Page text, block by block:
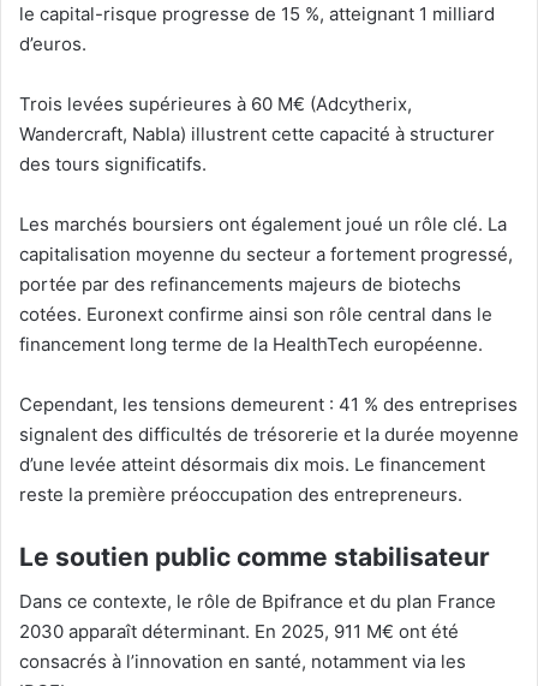
le capital-risque progresse de 15 %, atteignant 1 milliard
d’euros.
Trois levées supérieures à 60 M€ (Adcytherix,
Wandercraft, Nabla) illustrent cette capacité à structurer
des tours significatifs.
Les marchés boursiers ont également joué un rôle clé. La
capitalisation moyenne du secteur a fortement progressé,
portée par des refinancements majeurs de biotechs
cotées. Euronext confirme ainsi son rôle central dans le
financement long terme de la HealthTech européenne.
Cependant, les tensions demeurent : 41 % des entreprises
signalent des difficultés de trésorerie et la durée moyenne
d’une levée atteint désormais dix mois. Le financement
reste la première préoccupation des entrepreneurs.
Le soutien public comme stabilisateur
Dans ce contexte, le rôle de Bpifrance et du plan France
2030 apparaît déterminant. En 2025, 911 M€ ont été
consacrés à l’innovation en santé, notamment via les